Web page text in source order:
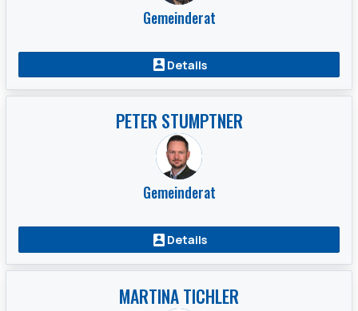
Gemeinderat
Details
PETER STUMPTNER
Gemeinderat
Details
MARTINA TICHLER